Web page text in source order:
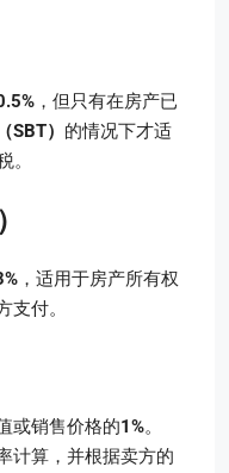
，但只有在房产已
SBT） 的情况下才适
。
，适用于房产所有权
支付。
或销售价格的1%。
计算，并根据卖方的